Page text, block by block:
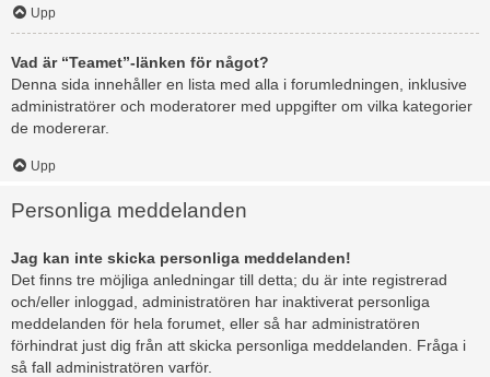
Upp
Vad är “Teamet”-länken för något?
Denna sida innehåller en lista med alla i forumledningen, inklusive
administratörer och moderatorer med uppgifter om vilka kategorier
de modererar.
Upp
Personliga meddelanden
Jag kan inte skicka personliga meddelanden!
Det finns tre möjliga anledningar till detta; du är inte registrerad
och/eller inloggad, administratören har inaktiverat personliga
meddelanden för hela forumet, eller så har administratören
förhindrat just dig från att skicka personliga meddelanden. Fråga i
så fall administratören varför.